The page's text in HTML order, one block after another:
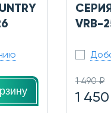
VRB-
1 490 ₽
1